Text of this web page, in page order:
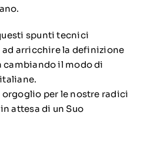
spunti tecnici
arricchire la definizione
cambiando il modo di
per le nostre radici
attesa di un Suo